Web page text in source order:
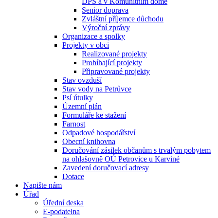
Senior doprava
Zvláštní příjemce důchodu
Výroční zprávy
Organizace a spolky
Projekty v obci
Realizované projekty
Probíhající projekty
Připravované projekty
Stav ovzduší
Stav vody na Petrůvce
Psí útulky
Územní plán
Formuláře ke stažení
Farnost
Odpadové hospodářství
Obecní knihovna
Doručování zásilek občanům s trvalým pobytem
na ohlašovně OÚ Petrovice u Karviné
Zavedení doručovací adresy
Dotace
Napište nám
Úřad
Úřední deska
E-podatelna